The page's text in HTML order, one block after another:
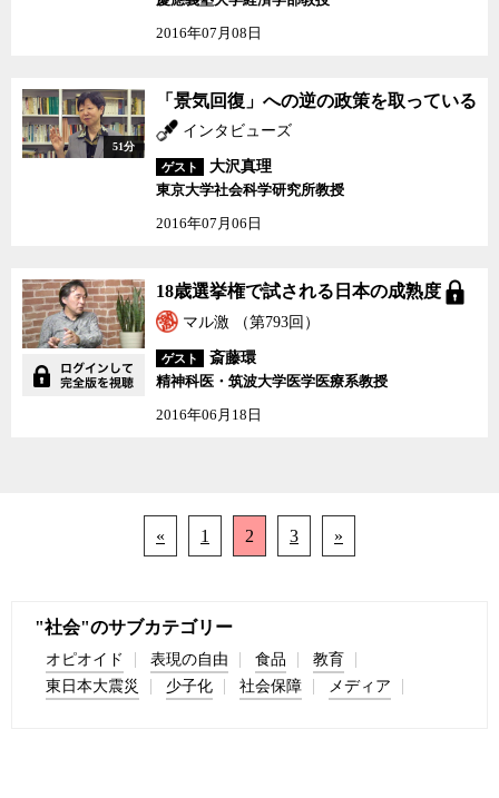
2016年07月08日
51分
「景気回復」への逆の政策を取っている
インタビューズ
ゲスト
大沢真理
東京大学社会科学研究所教授
2016年07月06日
18歳選挙権で試される日本の成熟度
マル激 （第793回）
ゲスト
斎藤環
精神科医・筑波大学医学医療系教授
2016年06月18日
« 1 2 3 »
"社会"のサブカテゴリー
オピオイド 表現の自由 食品
教育
東日本大震災
少子化 社会保障 メディア